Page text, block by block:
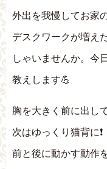
外出を我慢してお家
デスクワークが増え
しゃいませんか。今
教えします💪
胸を大きく前に出して
次はゆっくり猫背に❗
前と後に動かす動作